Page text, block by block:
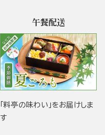
午餐配送
「料亭の味わい」をお届けしま
す